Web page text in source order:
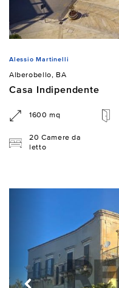
Alessio Martinelli
Alberobello, BA
Casa Indipendente
1600 mq
20 Camere da
letto